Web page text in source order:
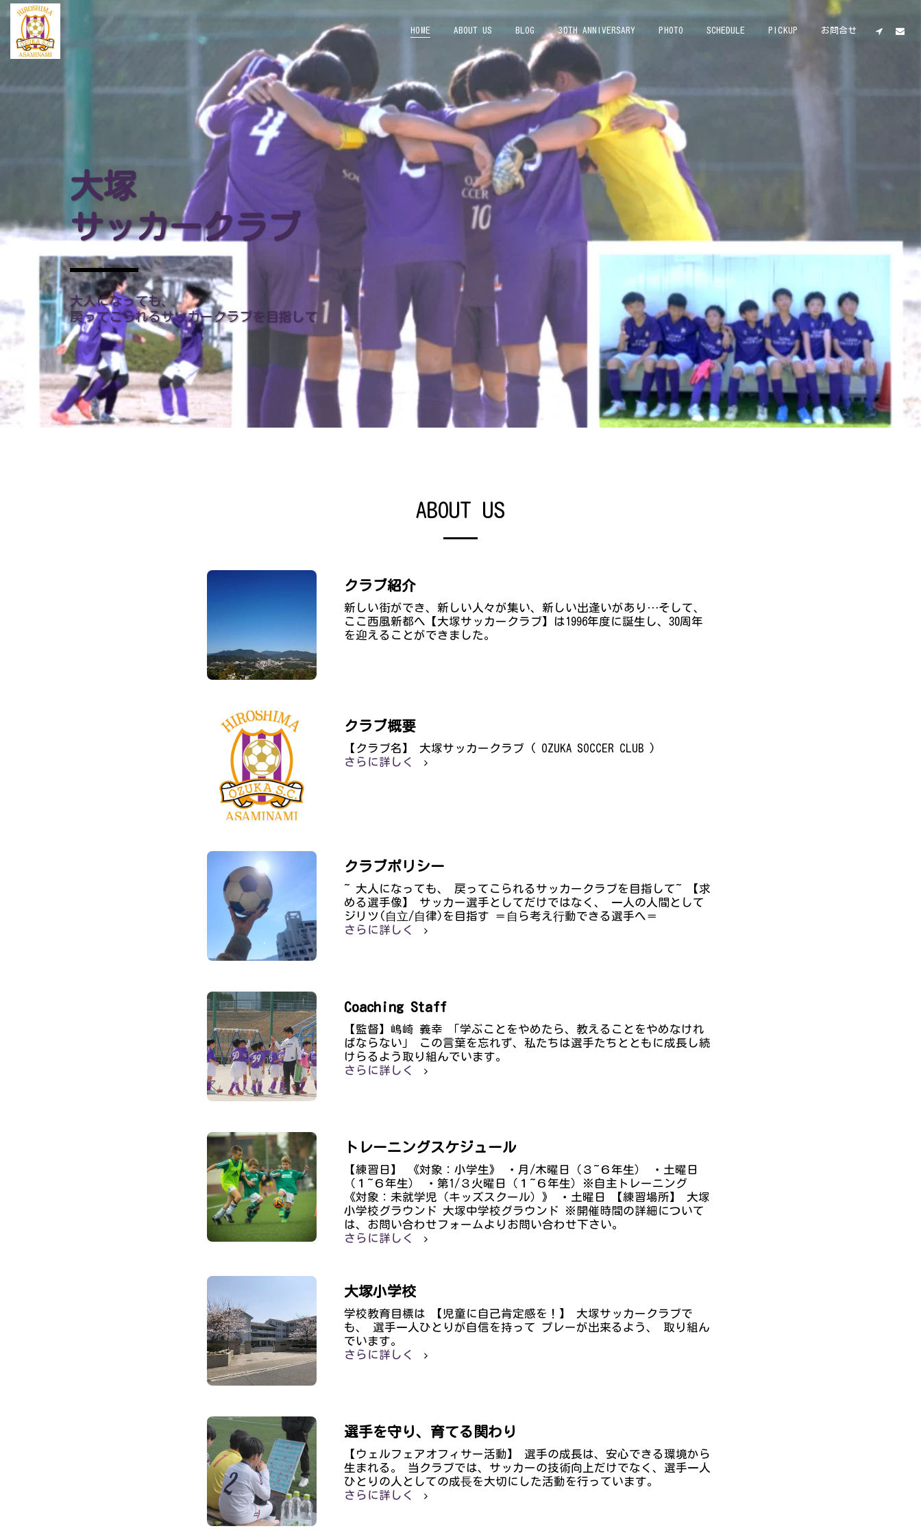
HOME ABOUT US BLOG 30TH ANNIVERSARY PHOTO SCHEDULE PICKUP お問合せ
大塚
サッカークラブ
大人になっても、
戻ってこられるサッカークラブを目指して
ABOUT US
クラブ紹介
新しい街ができ、新しい人々が集い、新しい出逢いがあり…そして、
ここ西風新都へ【大塚サッカークラブ】は1996年度に誕生し、30周年
を迎えることができました。
クラブ概要
【クラブ名】 大塚サッカークラブ ( OZUKA SOCCER CLUB )
さらに詳しく
クラブポリシー
~ 大人になっても、 戻ってこられるサッカークラブを目指して~ 【求
める選手像】 サッカー選手としてだけではなく、 一人の人間として
ジリツ(⾃⽴/⾃律)を目指す ＝⾃ら考え⾏動できる選手へ＝
さらに詳しく
Coaching Staff
【監督】嶋崎 義幸 「学ぶことをやめたら、教えることをやめなけれ
ばならない」 この言葉を忘れず、私たちは選手たちとともに成長し続
けらるよう取り組んでいます。
さらに詳しく
トレーニングスケジュール
【練習日】 《対象：小学生》 ・月/木曜日（３~６年生） ・土曜日
（１~６年生） ・第1/３火曜日（１~６年生）※自主トレーニング
《対象：未就学児（キッズスクール）》 ・土曜日 【練習場所】 大塚
小学校グラウンド 大塚中学校グラウンド ※開催時間の詳細について
は、お問い合わせフォームよりお問い合わせ下さい。
さらに詳しく
大塚小学校
学校教育目標は 【児童に自己肯定感を！】 大塚サッカークラブで
も、 選手一人ひとりが自信を持って プレーが出来るよう、 取り組ん
でいます。
さらに詳しく
選手を守り、育てる関わり
【ウェルフェアオフィサー活動】 選手の成長は、安心できる環境から
生まれる。 当クラブでは、サッカーの技術向上だけでなく、選手一人
ひとりの人としての成⾧を大切にした活動を行っています。
さらに詳しく